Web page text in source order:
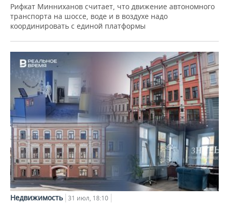
Рифкат Минниханов считает, что движение автономного
транспорта на шоссе, воде и в воздухе надо
координировать с единой платформы
Недвижимость 31 июл, 18:10